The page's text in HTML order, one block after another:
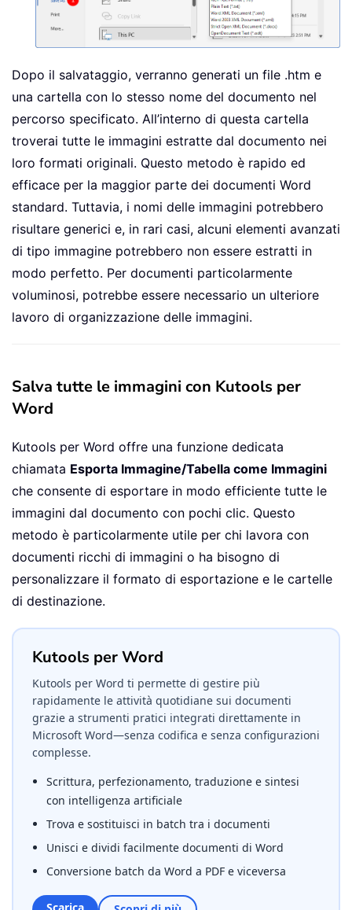
Dopo il salvataggio, verranno generati un file .htm e
una cartella con lo stesso nome del documento nel
percorso specificato. All’interno di questa cartella
troverai tutte le immagini estratte dal documento nei
loro formati originali. Questo metodo è rapido ed
efficace per la maggior parte dei documenti Word
standard. Tuttavia, i nomi delle immagini potrebbero
risultare generici e, in rari casi, alcuni elementi avanzati
di tipo immagine potrebbero non essere estratti in
modo perfetto. Per documenti particolarmente
voluminosi, potrebbe essere necessario un ulteriore
lavoro di organizzazione delle immagini.
Salva tutte le immagini con Kutools per
Word
Kutools per Word offre una funzione dedicata
chiamata Esporta Immagine/Tabella come Immagini
che consente di esportare in modo efficiente tutte le
immagini dal documento con pochi clic. Questo
metodo è particolarmente utile per chi lavora con
documenti ricchi di immagini o ha bisogno di
personalizzare il formato di esportazione e le cartelle
di destinazione.
Kutools per Word
Kutools per Word ti permette di gestire più
rapidamente le attività quotidiane sui documenti
grazie a strumenti pratici integrati direttamente in
Microsoft Word—senza codifica e senza configurazioni
complesse.
Scrittura, perfezionamento, traduzione e sintesi
con intelligenza artificiale
Trova e sostituisci in batch tra i documenti
Unisci e dividi facilmente documenti di Word
Conversione batch da Word a PDF e viceversa